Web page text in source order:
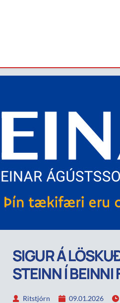
SIGUR Á
STEINN Í BEINNI
Ritstjórn 09.01.2026